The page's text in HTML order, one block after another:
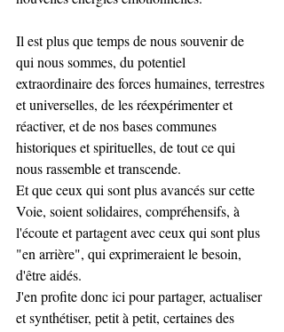
Il est plus que temps de nous souvenir de
qui nous sommes, du potentiel
extraordinaire des forces humaines, terrestres
et universelles, de les réexpérimenter et
réactiver, et de nos bases communes
historiques et spirituelles, de tout ce qui
nous rassemble et transcende.
Et que ceux qui sont plus avancés sur cette
Voie, soient solidaires, compréhensifs, à
l'écoute et partagent avec ceux qui sont plus
"en arrière", qui exprimeraient le besoin,
d'être aidés.
J'en profite donc ici pour partager, actualiser
et synthétiser, petit à petit, certaines des